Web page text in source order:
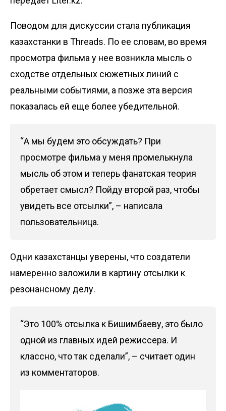
Поводом для дискуссии стала публикация
казахстанки в Threads. По ее словам, во время
просмотра фильма у нее возникла мысль о
сходстве отдельных сюжетных линий с
реальными событиями, а позже эта версия
показалась ей еще более убедительной.
“А мы будем это обсуждать? При
просмотре фильма у меня промелькнула
мысль об этом и теперь фанатская теория
обретает смысл? Пойду второй раз, чтобы
увидеть все отсылки”, – написала
пользовательница.
Одни казахстанцы уверены, что создатели
намеренно заложили в картину отсылки к
резонансному делу.
“Это 100% отсылка к Бишимбаеву, это было
одной из главных идей режиссера. И
классно, что так сделали”, – считает один
из комментаторов.